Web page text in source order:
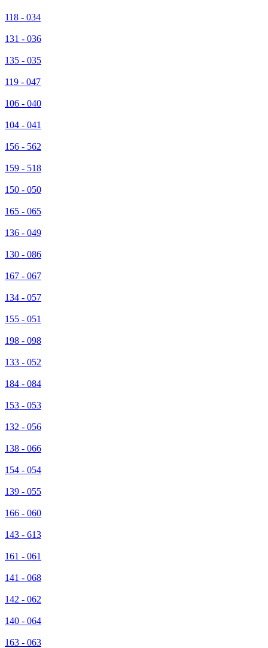
118 - 034
131 - 036
135 - 035
119 - 047
106 - 040
104 - 041
156 - 562
159 - 518
150 - 050
165 - 065
136 - 049
130 - 086
167 - 067
134 - 057
155 - 051
198 - 098
133 - 052
184 - 084
153 - 053
132 - 056
138 - 066
154 - 054
139 - 055
166 - 060
143 - 613
161 - 061
141 - 068
142 - 062
140 - 064
163 - 063